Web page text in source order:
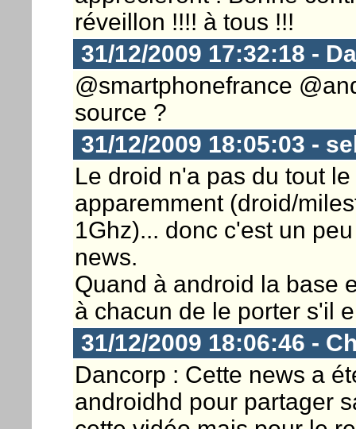
réveillon !!!! à tous !!!
31/12/2009 17:32:18 -
@smartphonefrance
source ?
31/12/2009 18:05:03 -
Le droid n'a pas du tout
apparemment (droid/
1Ghz)... donc c'est un
news.
Quand à android la base
à chacun de le porter s'il
31/12/2009 18:06:46 -
Dancorp : Cette news a
androidhd pour partager